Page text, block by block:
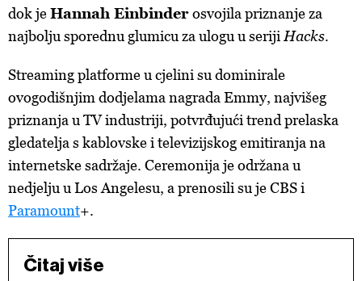
dok jeHannah Einbinderosvojila priznanje za
najbolju sporednu glumicu za ulogu u seriji Hacks.
Streaming platforme u cjelini su dominirale
ovogodišnjim dodjelama nagrada Emmy, najvišeg
priznanja u TV industriji, potvrđujući trend prelaska
gledatelja s kablovske i televizijskog emitiranja na
internetske sadržaje. Ceremonija je održana u
nedjelju u Los Angelesu, a prenosili su je CBS i
Paramount+.
Čitaj više